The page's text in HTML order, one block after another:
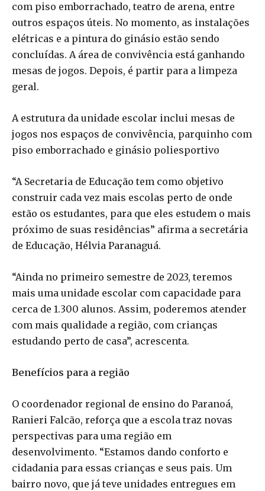
com piso emborrachado, teatro de arena, entre
outros espaços úteis. No momento, as instalações
elétricas e a pintura do ginásio estão sendo
concluídas. A área de convivência está ganhando
mesas de jogos. Depois, é partir para a limpeza
geral.
A estrutura da unidade escolar inclui mesas de
jogos nos espaços de convivência, parquinho com
piso emborrachado e ginásio poliesportivo
“A Secretaria de Educação tem como objetivo
construir cada vez mais escolas perto de onde
estão os estudantes, para que eles estudem o mais
próximo de suas residências” afirma a secretária
de Educação, Hélvia Paranaguá.
“Ainda no primeiro semestre de 2023, teremos
mais uma unidade escolar com capacidade para
cerca de 1.300 alunos. Assim, poderemos atender
com mais qualidade a região, com crianças
estudando perto de casa”, acrescenta.
Benefícios para a região
O coordenador regional de ensino do Paranoá,
Ranieri Falcão, reforça que a escola traz novas
perspectivas para uma região em
desenvolvimento. “Estamos dando conforto e
cidadania para essas crianças e seus pais. Um
bairro novo, que já teve unidades entregues em